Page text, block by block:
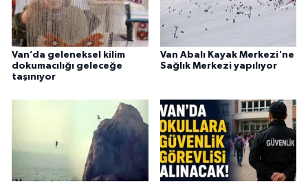
Van’da geleneksel kilim
dokumacılığı geleceğe
taşınıyor
Van Abalı Kayak Merkezi'ne
Sağlık Merkezi yapılıyor